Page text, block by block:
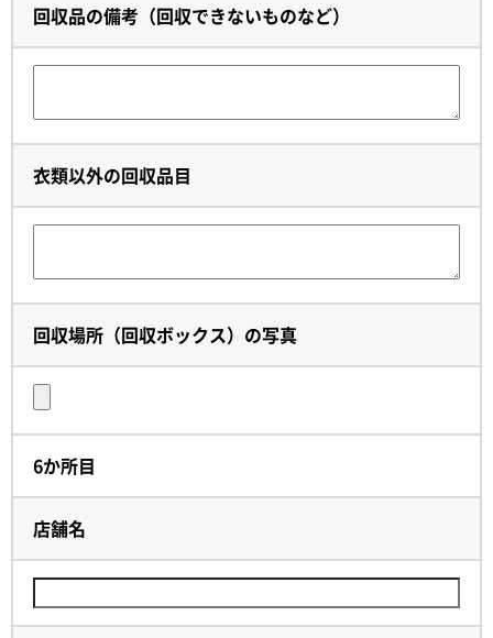
回収品の備考（回収できないものなど）
衣類以外の回収品目
回収場所（回収ボックス）の写真
6か所目
店舗名